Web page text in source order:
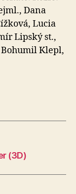
Dana
Lucia
Lipský st.,
Bohumil Klepl,
(3D)